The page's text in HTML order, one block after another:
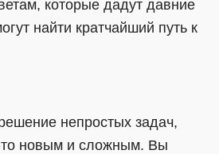
которые дадут давние
найти кратчайший путь к
непростых задач,
то новым и сложным. Вы